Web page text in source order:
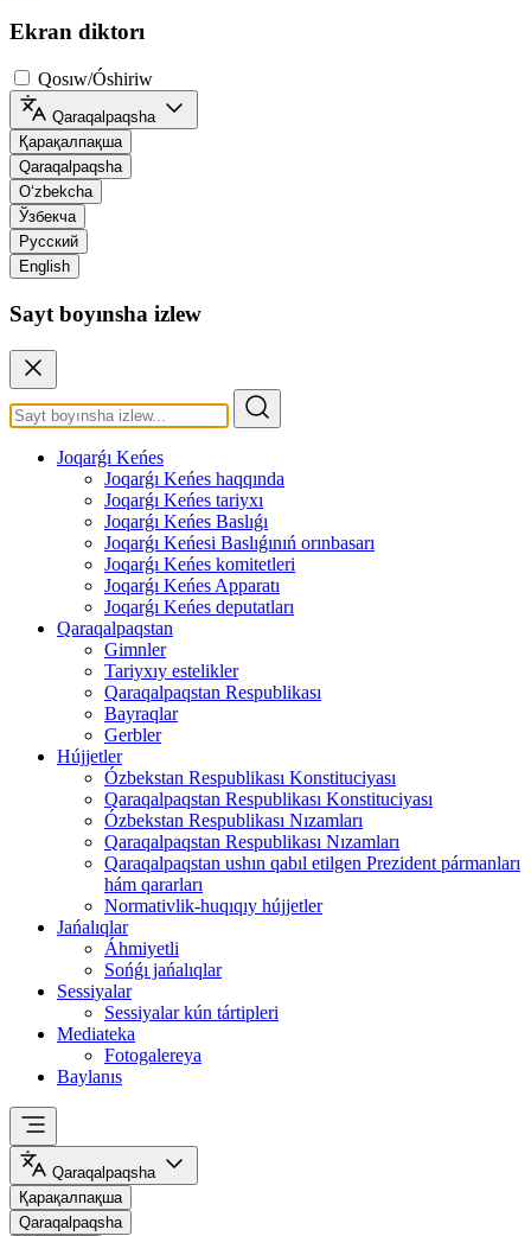
Ekran diktorı
Qosıw/Óshiriw
Qaraqalpaqsha
Қарақалпақша
Qaraqalpaqsha
O‘zbekcha
Ўзбекча
Русский
English
Sayt boyınsha izlew
Joqarǵı Keńes
Joqarǵı Keńes haqqında
Joqarǵı Keńes tariyxı
Joqarǵı Keńes Baslıǵı
Joqarǵı Keńesi Baslıǵınıń orınbasarı
Joqarǵı Keńes komitetleri
Joqarǵı Keńes Apparatı
Joqarǵı Keńes deputatları
Qaraqalpaqstan
Gimnler
Tariyxıy estelikler
Qaraqalpaqstan Respublikası
Bayraqlar
Gerbler
Hújjetler
Ózbekstan Respublikası Konstituciyası
Qaraqalpaqstan Respublikası Konstituciyası
Ózbekstan Respublikası Nızamları
Qaraqalpaqstan Respublikası Nızamları
Qaraqalpaqstan ushın qabıl etilgen Prezident pármanları
hám qararları
Normativlik-huqıqıy hújjetler
Jańalıqlar
Áhmiyetli
Sońǵı jańalıqlar
Sessiyalar
Sessiyalar kún tártipleri
Mediateka
Fotogalereya
Baylanıs
Qaraqalpaqsha
Қарақалпақша
Qaraqalpaqsha